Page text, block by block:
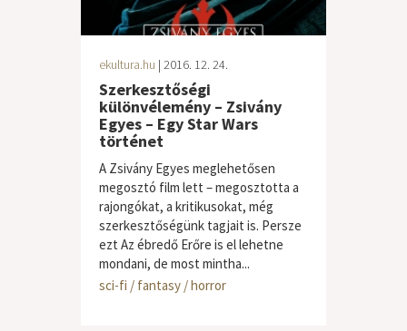
ekultura.hu | 2016. 12. 24.
Szerkesztőségi
különvélemény – Zsivány
Egyes – Egy Star Wars
történet
A Zsivány Egyes meglehetősen
megosztó film lett – megosztotta a
rajongókat, a kritikusokat, még
szerkesztőségünk tagjait is. Persze
ezt Az ébredő Erőre is el lehetne
mondani, de most mintha...
sci-fi / fantasy / horror